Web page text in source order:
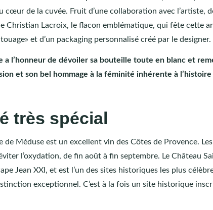
cœur de la cuvée. Fruit d’une collaboration avec l’artiste,
Christian Lacroix, le flacon emblématique, qui fête cette
et d’un packaging personnalisé créé par le designer.
a l’honneur de dévoiler sa bouteille toute en blanc et
et son bel hommage à la féminité inhérente à
très spécial
de Méduse est un excellent vin des Côtes de Provence.
l’oxydation, de fin août à fin septembre. Le Château
Jean XXI, et est l’un des sites historiques les plus
exceptionnel. C’est à la fois un site historique